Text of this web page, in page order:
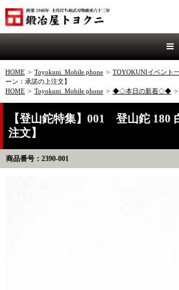
HOME > Toyokuni_Mobile phone > TOYOKUNIイベント
ーン：承諾の上注文】
HOME > Toyokuni_Mobile phone > ◆◇本日の新着◇◆ >
【登山鉈特集】001 登山鉈
注文】
商品番号：2390-001